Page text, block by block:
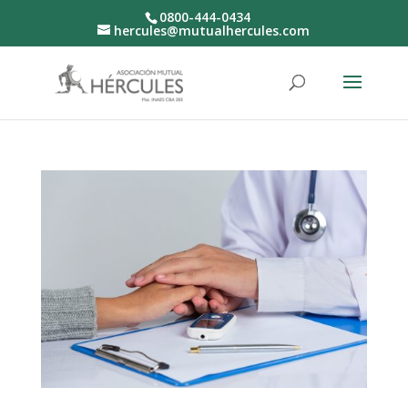
0800-444-0434
hercules@mutualhercules.com